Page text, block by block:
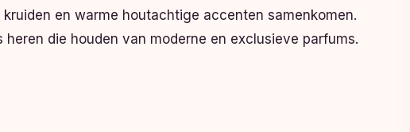
en warme houtachtige accenten samenkomen.
die houden van moderne en exclusieve parfums.